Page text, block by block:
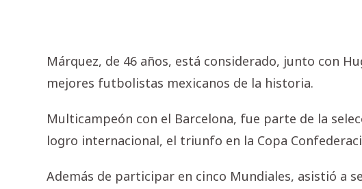
Márquez, de 46 años, está considerado, junto con
mejores futbolistas mexicanos de la historia.
Multicampeón con el Barcelona, fue parte de la
logro internacional, el triunfo en la Copa
Además de participar en cinco Mundiales, asistió a